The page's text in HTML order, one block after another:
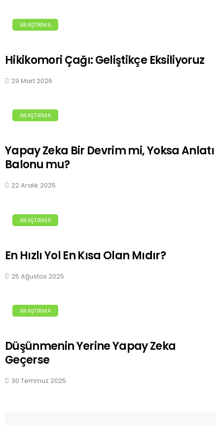
ARAŞTIRMA
Hikikomori Çağı: Geliştikçe Eksiliyoruz
29 Mart 2026
ARAŞTIRMA
Yapay Zeka Bir Devrim mi, Yoksa Anlatı
Balonu mu?
22 Aralık 2025
ARAŞTIRMA
En Hızlı Yol En Kısa Olan Mıdır?
25 Ağustos 2025
ARAŞTIRMA
Düşünmenin Yerine Yapay Zeka
Geçerse
30 Temmuz 2025